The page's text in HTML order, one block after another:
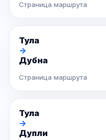
Страница маршрута
Тула
→
Дубна
Страница маршрута
Тула
→
Дупли